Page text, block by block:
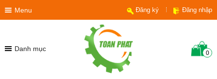
Menu Đăng ký Đăng nhập
Danh mục
0